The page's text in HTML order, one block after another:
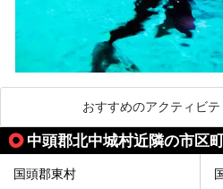
おすすめのアクティビ
中頭郡北中城村近隣の市区
国頭郡東村